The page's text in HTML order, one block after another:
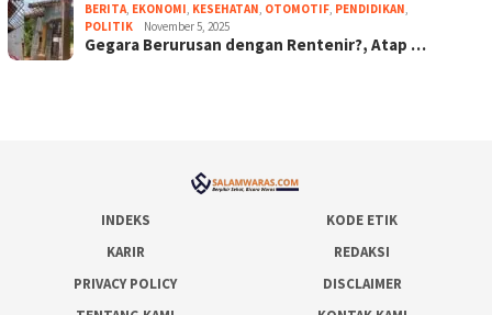
BERITA, EKONOMI, KESEHATAN, OTOMOTIF, PENDIDIKAN,
POLITIK
November 5, 2025
Gegara Berurusan dengan Rentenir?, Atap …
INDEKS
KODE ETIK
KARIR
REDAKSI
PRIVACY POLICY
DISCLAIMER